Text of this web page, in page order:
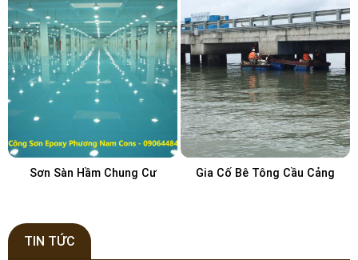
Sơn Sàn Hầm Chung Cư Gia Cố Bê Tông Cầu Cảng
TIN TỨC